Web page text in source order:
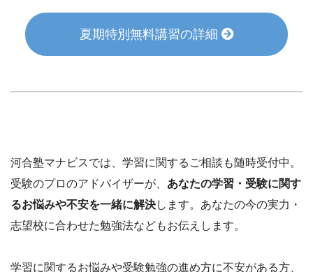
夏期特別無料講習の詳細
河合塾マナビスでは、学習に関するご相談も随時受付中。
受験のプロのアドバイザーが、 あなたの学習・受験に関す
るお悩みや不安を一緒に解決します。あなたの今の実力・
志望校に合わせた勉強法などもお伝えします。
学習に関するお悩みや受験勉強の進め方に不安がある方、